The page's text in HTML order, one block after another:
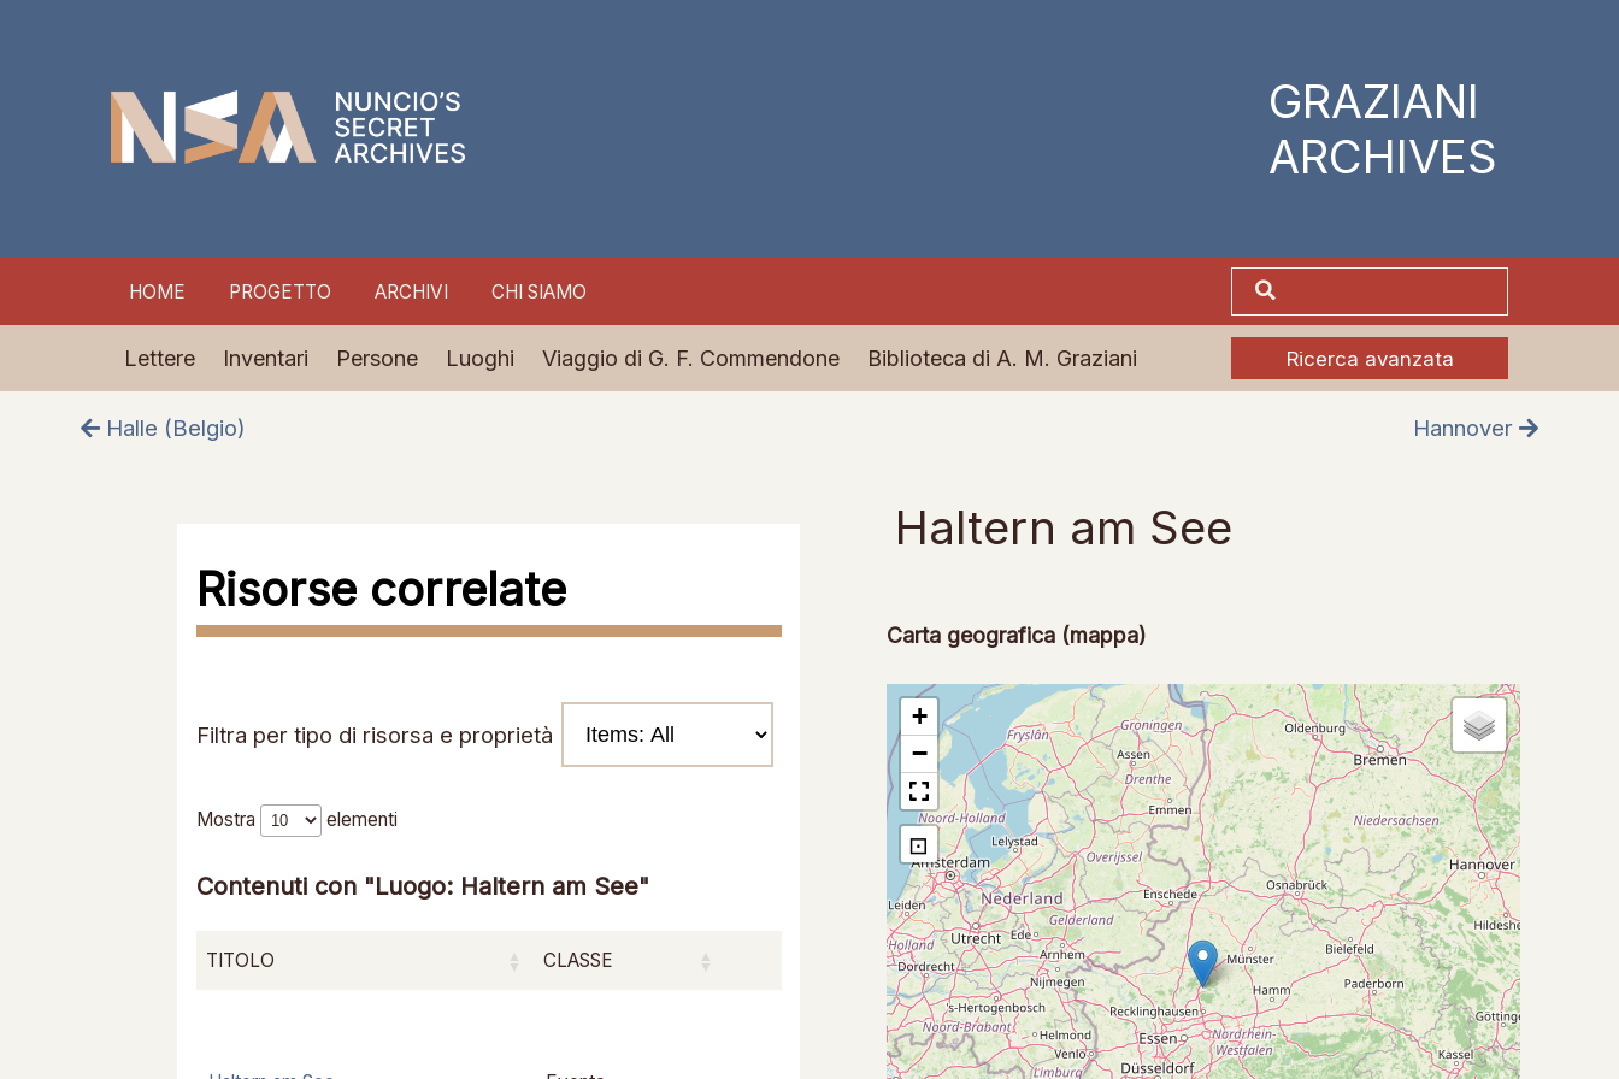
GRAZIANI
ARCHIVES
HOME PROGETTO ARCHIVI CHI SIAMO
Lettere Inventari Persone Luoghi Viaggio di G. F. Commendone Biblioteca di A. M. Graziani Ricerca avanzata
Halle (Belgio) Hannover
Risorse correlate
Filtra per tipo di risorsa e proprietà
Mostra elementi
Contenuti con "Luogo: Haltern am See"
TITOLO CLASSE
Haltern am See
Carta geografica (mappa)
+
−
⊡